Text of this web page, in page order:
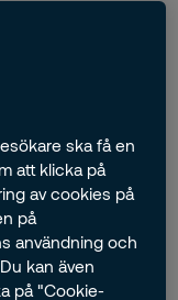
för dig
oavsett var du
du styr direkt
ska få en
att klicka på
av cookies på
på
användning och
kan även
på "Cookie-